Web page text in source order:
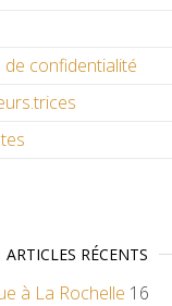
de confidentialité
ARTICLES RÉCENTS
à La Rochelle 16